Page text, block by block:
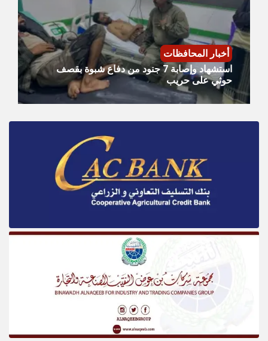
أخبار المحافظات
استشهاد وإصابة 7 جنود من دفاع شبوة بقصف
حوثي على حريب